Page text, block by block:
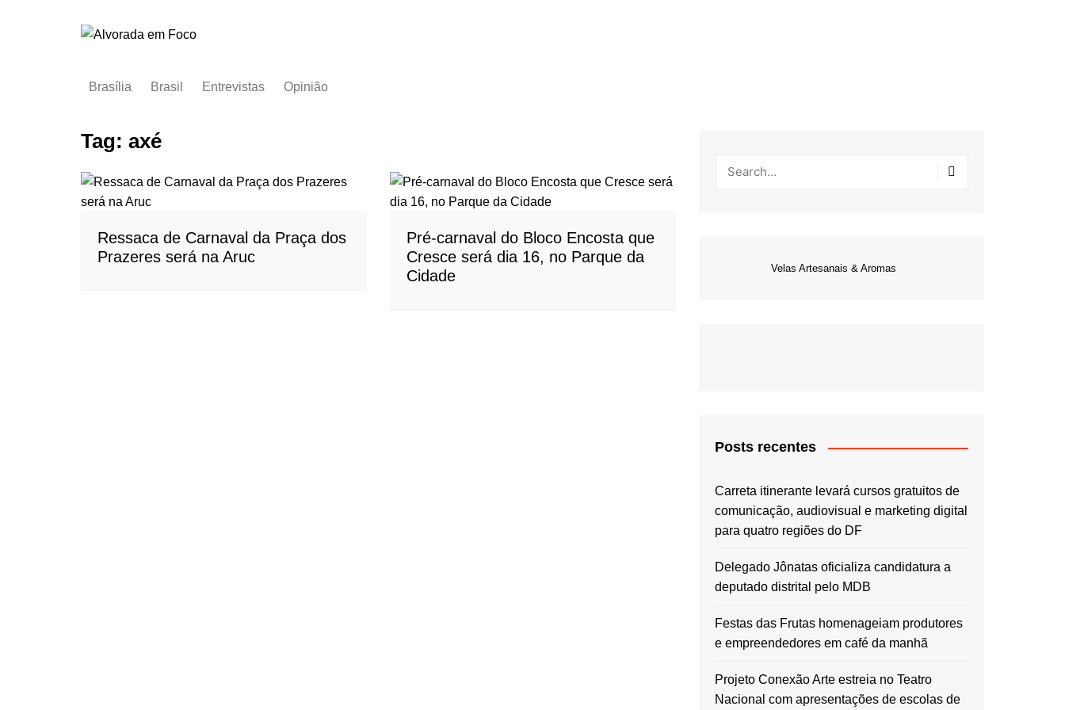
Brasília
Brasil Entrevistas Opinião
Tag: axé
Ressaca de Carnaval da Praça dos
Prazeres será na Aruc
Pré-carnaval do Bloco Encosta que
Cresce será dia 16, no Parque da
Cidade
Velas Artesanais & Aromas
Posts recentes
Carreta itinerante levará cursos gratuitos de
comunicação, audiovisual e marketing digital
para quatro regiões do DF
Delegado Jônatas oficializa candidatura a
deputado distrital pelo MDB
Festas das Frutas homenageiam produtores
e empreendedores em café da manhã
Projeto Conexão Arte estreia no Teatro
Nacional com apresentações de escolas de